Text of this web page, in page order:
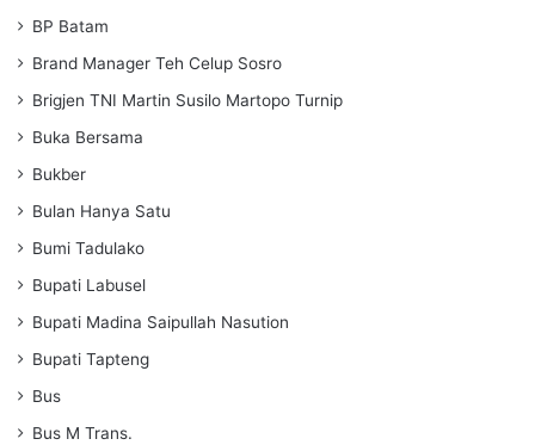
BP Batam
Brand Manager Teh Celup Sosro
Brigjen TNI Martin Susilo Martopo Turnip
Buka Bersama
Bukber
Bulan Hanya Satu
Bumi Tadulako
Bupati Labusel
Bupati Madina Saipullah Nasution
Bupati Tapteng
Bus
Bus M Trans.